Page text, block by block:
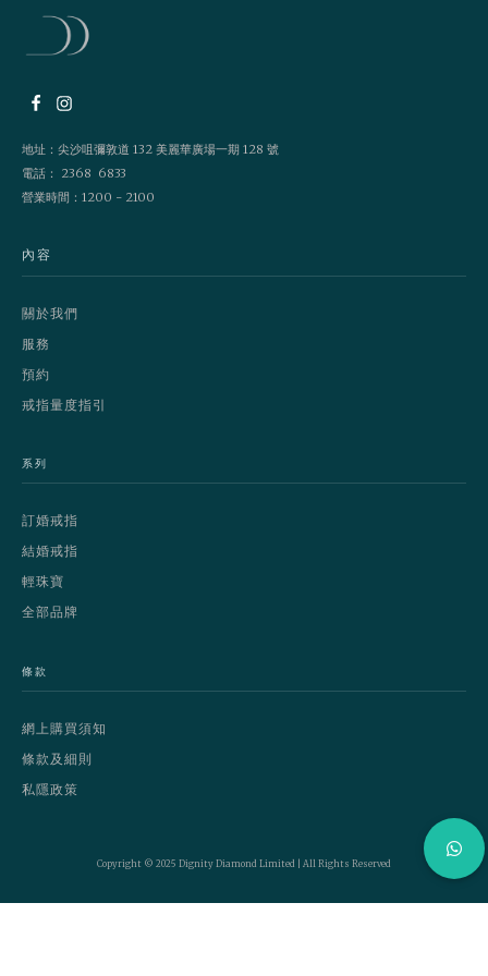
地址：尖沙咀彌敦道 132 美麗華廣場一期 128 號
電話： 2368 6833
營業時間：1200 - 2100
內容
關於我們
服務
預約
戒指量度指引
系列
訂婚戒指
結婚戒指
輕珠寶
全部品牌
條款
網上購買須知
條款及細則
私隱政策
Copyright © 2025 Dignity Diamond Limited | All Rights Reserved